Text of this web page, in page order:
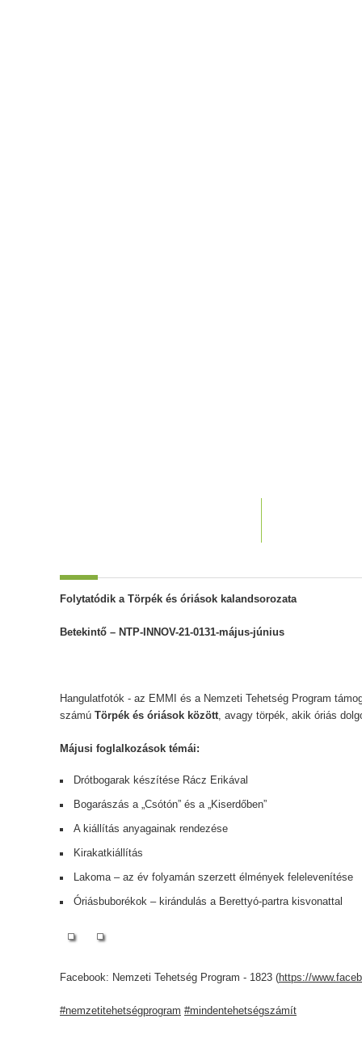
Folytatódik a Törpék és óriások kalandsorozata
Betekintő – NTP-INNOV-21-0131-május-június
Hangulatfotók - az EMMI és a Nemzeti Tehetség Program
számú Törpék és óriások között, avagy törpék, akik óriás
Májusi foglalkozások témái:
Drótbogarak készítése Rácz Erikával
Bogarászás a „Csótón” és a „Kiserdőben”
A kiállítás anyagainak rendezése
Kirakatkiállítás
Lakoma – az év folyamán szerzett élmények felelevenítése
Óriásbuborékok – kirándulás a Berettyó-partra kisvonattal
Facebook: Nemzeti Tehetség Program - 1823 (https://
#nemzetitehetségprogram #mindentehetségszámít